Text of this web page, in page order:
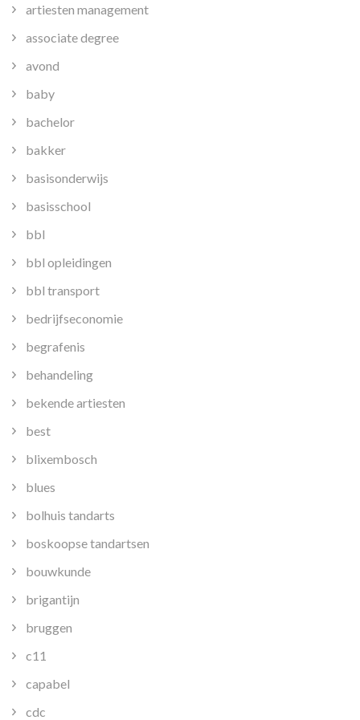
artiesten management
associate degree
avond
baby
bachelor
bakker
basisonderwijs
basisschool
bbl
bbl opleidingen
bbl transport
bedrijfseconomie
begrafenis
behandeling
bekende artiesten
best
blixembosch
blues
bolhuis tandarts
boskoopse tandartsen
bouwkunde
brigantijn
bruggen
c11
capabel
cdc